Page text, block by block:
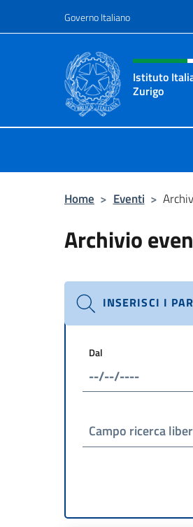
Governo Italiano
Intestazione
Istituto
Zurigo
Home > Eventi >
Archivio
INSERISCI I
Dal
Campo ricerca